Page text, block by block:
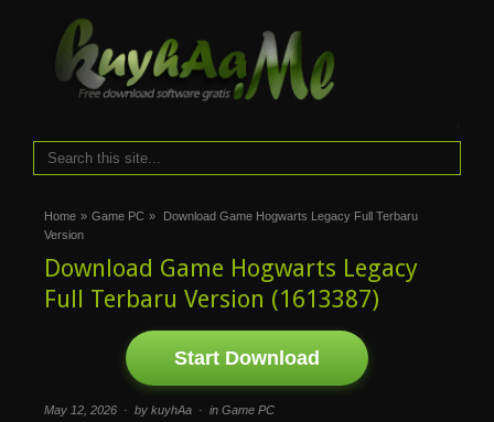
Home » Game PC »
Download Game Hogwarts Legacy Full Terbaru
Version
Download Game Hogwarts Legacy
Full Terbaru Version (1613387)
Start Download
May 12, 2026 · by kuyhAa · in Game PC